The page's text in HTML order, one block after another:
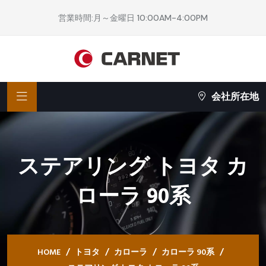
営業時間:月～金曜日 10:00AM-4:00PM
会社所在地
ステアリング トヨタ カ
ローラ 90系
HOME トヨタ カローラ
カローラ 90系